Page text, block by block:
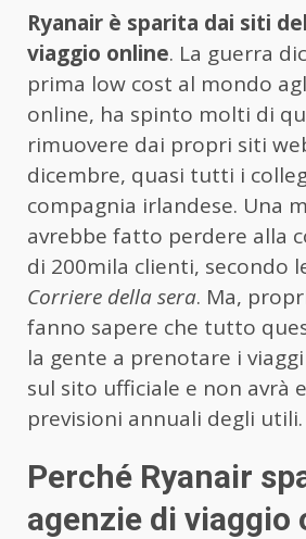
Ryanair è sparita dai siti
viaggio online. La guerra
prima low cost al mondo
online, ha spinto molti di
rimuovere dai propri siti
dicembre, quasi tutti i
compagnia irlandese. Una
avrebbe fatto perdere alla
di 200mila clienti, secondo
Corriere della sera. Ma,
fanno sapere che tutto
la gente a prenotare i
sul sito ufficiale e non avrà
previsioni annuali degli utili.
Perché Ryanair
agenzie di viaggio